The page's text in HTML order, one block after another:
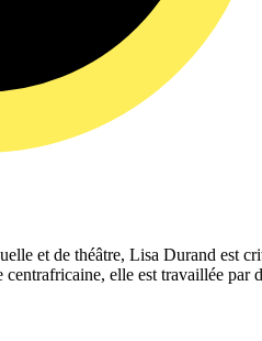
et de théâtre, Lisa Durand est
elle est travaillée par